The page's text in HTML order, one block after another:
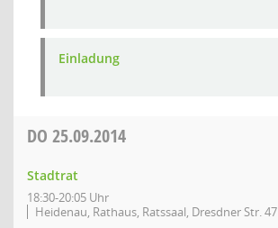
Einladung
DO 25.09.2014
Stadtrat
18:30-20:05 Uhr
Heidenau, Rathaus, Ratssaal, Dresdner Str. 47